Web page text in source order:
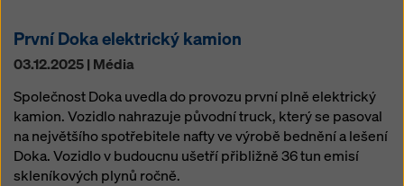
První Doka elektrický kamion
03.12.2025 | Média
Společnost Doka uvedla do provozu první plně elektrický
kamion. Vozidlo nahrazuje původní truck, který se pasoval
na největšího spotřebitele nafty ve výrobě bednění a lešení
Doka. Vozidlo v budoucnu ušetří přibližně 36 tun emisí
skleníkových plynů ročně.